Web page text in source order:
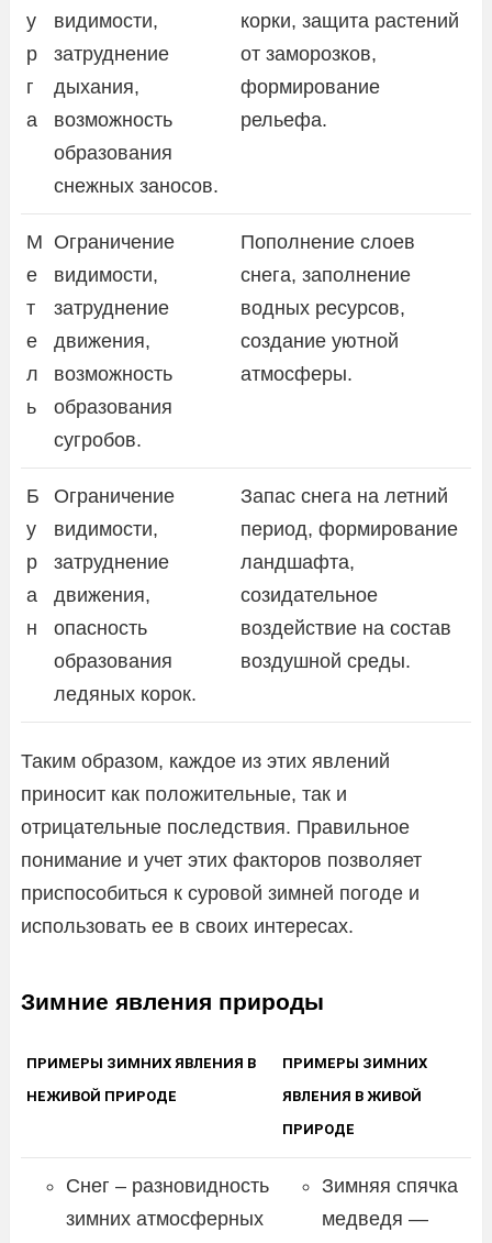
у
р
г
а
видимости,
затруднение
дыхания,
возможность
образования
снежных заносов.
корки, защита растений
от заморозков,
формирование
рельефа.
М
е
т
е
л
ь
Ограничение
видимости,
затруднение
движения,
возможность
образования
сугробов.
Пополнение слоев
снега, заполнение
водных ресурсов,
создание уютной
атмосферы.
Б
у
р
а
н
Ограничение
видимости,
затруднение
движения,
опасность
образования
ледяных корок.
Запас снега на летний
период, формирование
ландшафта,
созидательное
воздействие на состав
воздушной среды.
Таким образом, каждое из этих явлений
приносит как положительные, так и
отрицательные последствия. Правильное
понимание и учет этих факторов позволяет
приспособиться к суровой зимней погоде и
использовать ее в своих интересах.
Зимние явления природы
ПРИМЕРЫ ЗИМНИХ ЯВЛЕНИЯ В
НЕЖИВОЙ ПРИРОДЕ
ПРИМЕРЫ ЗИМНИХ
ЯВЛЕНИЯ В ЖИВОЙ
ПРИРОДЕ
Снег – разновидность
зимних атмосферных
Зимняя спячка
медведя —